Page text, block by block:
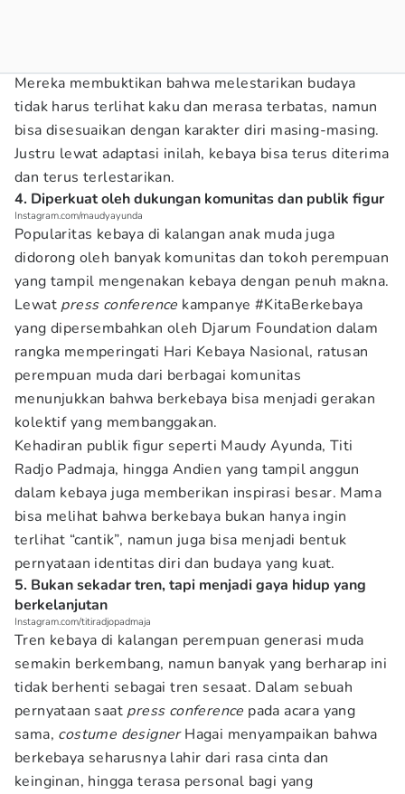
Mereka membuktikan bahwa melestarikan budaya
tidak harus terlihat kaku dan merasa terbatas, namun
bisa disesuaikan dengan karakter diri masing-masing.
Justru lewat adaptasi inilah, kebaya bisa terus diterima
dan terus terlestarikan.
4. Diperkuat oleh dukungan komunitas dan publik figur
Instagram.com/maudyayunda
Popularitas kebaya di kalangan anak muda juga
didorong oleh banyak komunitas dan tokoh perempuan
yang tampil mengenakan kebaya dengan penuh makna.
Lewat press conference kampanye #KitaBerkebaya
yang dipersembahkan oleh Djarum Foundation dalam
rangka memperingati Hari Kebaya Nasional, ratusan
perempuan muda dari berbagai komunitas
menunjukkan bahwa berkebaya bisa menjadi gerakan
kolektif yang membanggakan.
Kehadiran publik figur seperti Maudy Ayunda, Titi
Radjo Padmaja, hingga Andien yang tampil anggun
dalam kebaya juga memberikan inspirasi besar. Mama
bisa melihat bahwa berkebaya bukan hanya ingin
terlihat “cantik”, namun juga bisa menjadi bentuk
pernyataan identitas diri dan budaya yang kuat.
5. Bukan sekadar tren, tapi menjadi gaya hidup yang
berkelanjutan
Instagram.com/titiradjopadmaja
Tren kebaya di kalangan perempuan generasi muda
semakin berkembang, namun banyak yang berharap ini
tidak berhenti sebagai tren sesaat. Dalam sebuah
pernyataan saat press conference pada acara yang
sama, costume designerHagai menyampaikan bahwa
berkebaya seharusnya lahir dari rasa cinta dan
keinginan, hingga terasa personal bagi yang